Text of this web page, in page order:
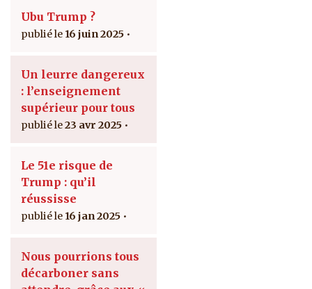
Ubu Trump ?
16 juin 2025
Un leurre dangereux
: l’enseignement
supérieur pour tous
23 avr 2025
Le 51e risque de
Trump : qu’il
réussisse
16 jan 2025
Nous pourrions tous
décarboner sans